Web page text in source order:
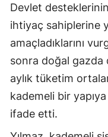
Devlet
ihtiyaç sahiplerine
amaçladıklarını
sonra doğal gazda
aylık tüketim
kademeli bir yapıya
ifade etti.